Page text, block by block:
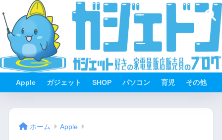
Apple ガジェット SHOP パソコン 育児 その他
ホーム Apple